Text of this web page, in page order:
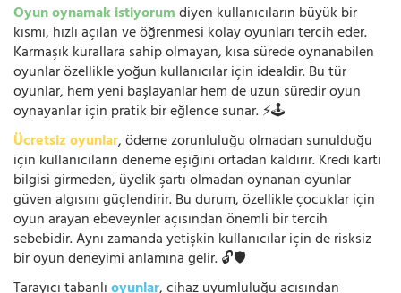
Oyun oynamak istiyorumdiyen kullanıcıların büyük bir
kısmı, hızlı açılan ve öğrenmesi kolay oyunları tercih eder.
Karmaşık kurallara sahip olmayan, kısa sürede oynanabilen
oyunlar özellikle yoğun kullanıcılar için idealdir. Bu tür
oyunlar, hem yeni başlayanlar hem de uzun süredir oyun
oynayanlar için pratik bir eğlence sunar. ⚡🕹️
Ücretsiz oyunlar, ödeme zorunluluğu olmadan sunulduğu
için kullanıcıların deneme eşiğini ortadan kaldırır. Kredi kartı
bilgisi girmeden, üyelik şartı olmadan oynanan oyunlar
güven algısını güçlendirir. Bu durum, özellikle çocuklar için
oyun arayan ebeveynler açısından önemli bir tercih
sebebidir. Aynı zamanda yetişkin kullanıcılar için de risksiz
bir oyun deneyimi anlamına gelir. 🔓🛡️